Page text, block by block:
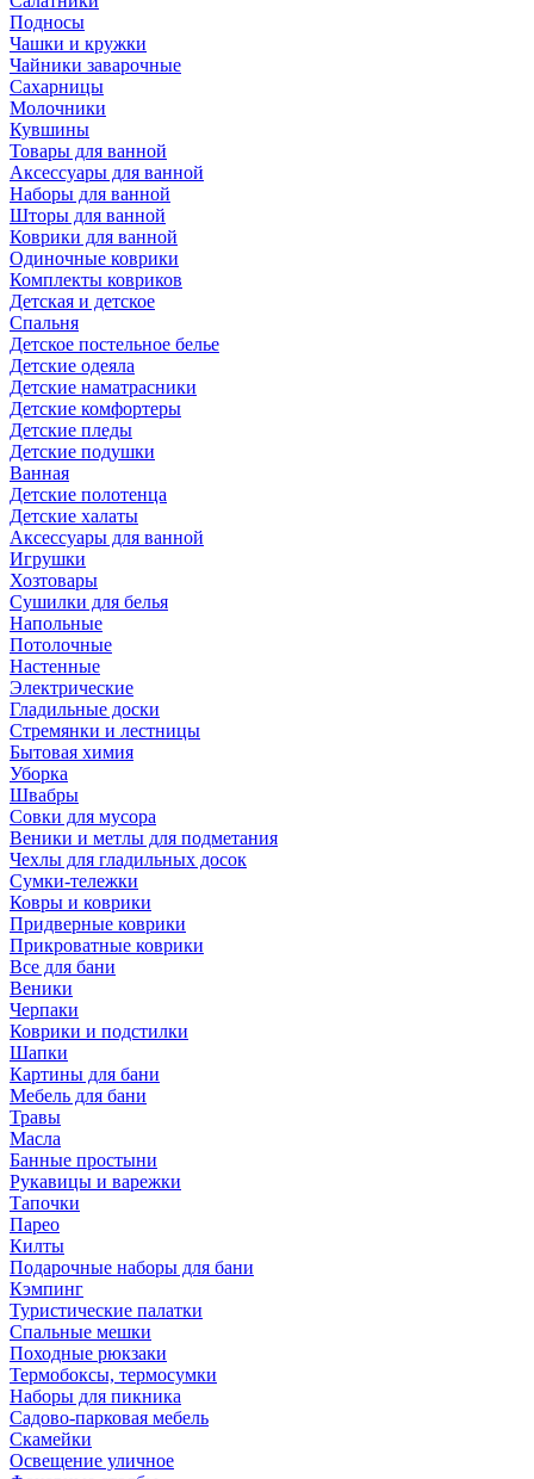
Подносы
Чашки и кружки
Чайники заварочные
Сахарницы
Молочники
Кувшины
Товары для ванной
Аксессуары для ванной
Наборы для ванной
Шторы для ванной
Коврики для ванной
Одиночные коврики
Комплекты ковриков
Детская и детское
Спальня
Детское постельное белье
Детские одеяла
Детские наматрасники
Детские комфортеры
Детские пледы
Детские подушки
Ванная
Детские полотенца
Детские халаты
Аксессуары для ванной
Игрушки
Хозтовары
Сушилки для белья
Напольные
Потолочные
Настенные
Электрические
Гладильные доски
Стремянки и лестницы
Бытовая химия
Уборка
Швабры
Совки для мусора
Веники и метлы для подметания
Чехлы для гладильных досок
Сумки-тележки
Ковры и коврики
Придверные коврики
Прикроватные коврики
Все для бани
Веники
Черпаки
Коврики и подстилки
Шапки
Картины для бани
Мебель для бани
Травы
Масла
Банные простыни
Рукавицы и варежки
Тапочки
Парео
Килты
Подарочные наборы для бани
Кэмпинг
Туристические палатки
Спальные мешки
Походные рюкзаки
Термобоксы, термосумки
Наборы для пикника
Садово-парковая мебель
Скамейки
Освещение уличное